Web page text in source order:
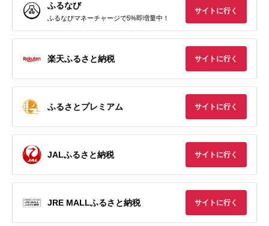
ふるなび
ふるなびマネーチャージで5%即増量中！
サイトに行く
楽天ふるさと納税 サイトに行く
ふるさとプレミアム サイトに行く
JALふるさと納税 サイトに行く
JRE MALLふるさと納税 サイトに行く